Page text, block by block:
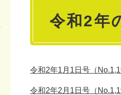
本
令和2年
令和2年1月1日号（
令和2年2月1日号（